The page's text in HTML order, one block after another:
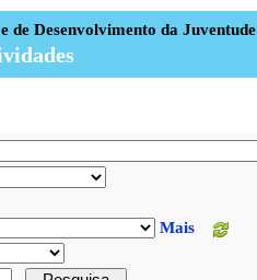
de Desenvolvimento da Juventude
Mais